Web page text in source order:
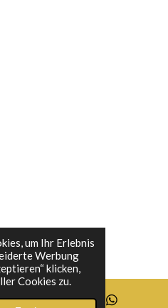
um Ihr Erlebnis
Werbung
klicken,
Cookies zu.